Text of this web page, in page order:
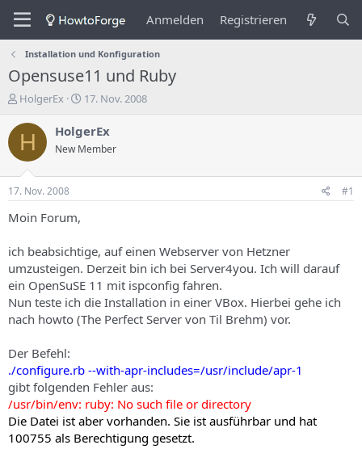
Anmelden Registrieren
Installation und Konfiguration
Opensuse11 und Ruby
E
s
e
l
e
r
s
T
h
e
m
HolgerEx
E
s
e
d
a
t
u
m
17. Nov. 2008
H HolgerEx
New Member
17. Nov. 2008 #1
Moin Forum,
ich beabsichtige, auf einen Webserver von Hetzner
umzusteigen. Derzeit bin ich bei Server4you. Ich will darauf
ein OpenSuSE 11 mit ispconfig fahren.
Nun teste ich die Installation in einer VBox. Hierbei gehe ich
nach howto (The Perfect Server von Til Brehm) vor.
Der Befehl:
./configure.rb --with-apr-includes=/usr/include/apr-1
gibt folgenden Fehler aus:
/usr/bin/env: ruby: No such file or directory
Die Datei ist aber vorhanden. Sie ist ausführbar und hat
100755 als Berechtigung gesetzt.